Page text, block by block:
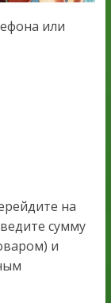
или
на
сумму
и